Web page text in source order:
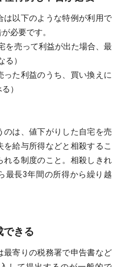
は以下のような特例が利用で
必要です。
を売って利益が出た場合、最
）
った利益のうち、買い換えに
）
は、値下がりした自宅を売
給与所得などと相殺するこ
れる制度のこと。相殺しきれ
最長3年間の所得から繰り越
できる
最寄りの税務署で申告書など